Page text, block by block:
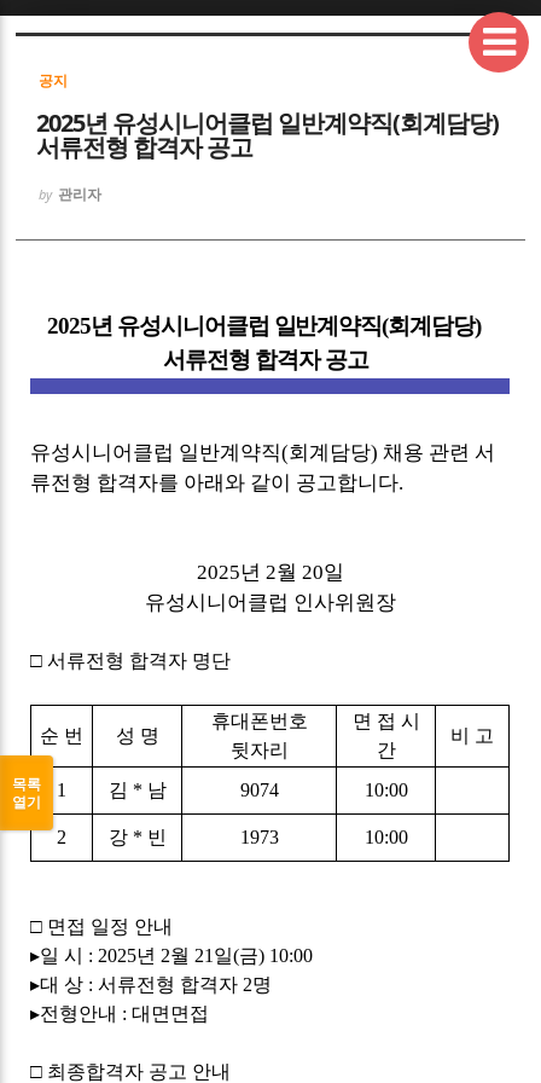
공지
2025년 유성시니어클럽 일반계약직(회계담당)
서류전형 합격자 공고
by 관리자
2025년 유성시니어클럽 일반계약직(회계담당)
서류전형 합격자 공고
유성시니어클럽 일반계약직(회계담당)채용 관련 서
류전형 합격자를 아래와 같이 공고합니다.
2025년 2월 20일
유성시니어클럽 인사위원장
□서류전형 합격자 명단
순 번 성 명
휴대폰번호
뒷자리
면 접 시
간
비 고
1 김 * 남 9074 10:00
2 강 * 빈 1973 10:00
□ 면접 일정 안내
▸일 시 : 2025년 2월 21 일(금) 10:00
▸대 상 :서류전형 합격자 2명
▸전형안내 :대면면접
□ 최종합격자 공고 안내
목록
열기
Sketchbook5, 스케치북5
Sketchbook5, 스케치북5